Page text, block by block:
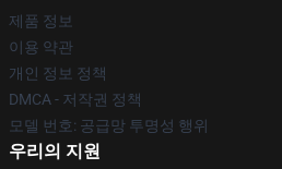
제품 정보
이용 약관
개인 정보 정책
DMCA - 저작권 정책
모델 번호: 공급망 투명성 행위
우리의 지원